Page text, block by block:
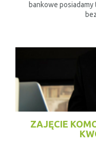
bankowe
ZAJĘCIE